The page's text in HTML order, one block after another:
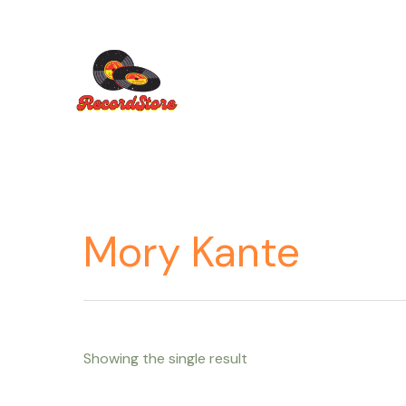
Mory Kante
Showing the single result